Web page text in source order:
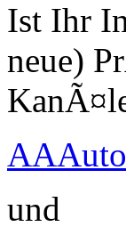
Ist Ihr
neue)
und